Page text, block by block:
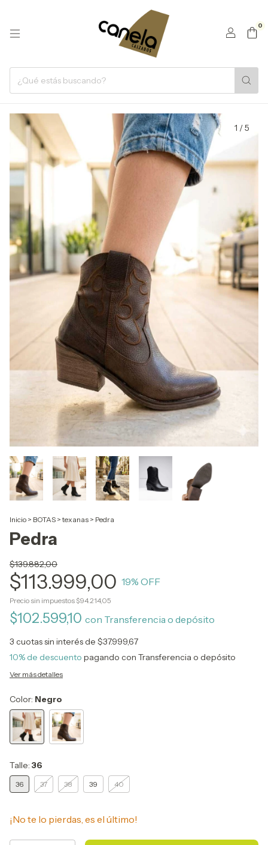
0
1 /5
Inicio > BOTAS > texanas > Pedra
Pedra
$139.882,00
$113.999,00 19% OFF
Precio sin impuestos $94.214,05
$102.599,10 con Transferencia o depósito
3 cuotas sin interés de $37.999,67
10% de descuento pagando con Transferencia o depósito
Ver más detalles
Color: Negro
Talle: 36
36 37 38 39 40
¡No te lo pierdas, es el último!